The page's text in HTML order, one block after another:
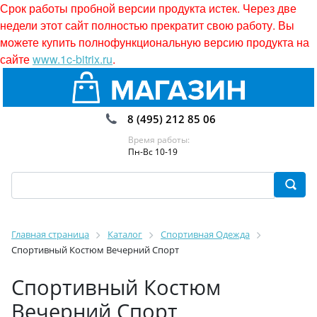
Срок работы пробной версии продукта истек. Через две
недели этот сайт полностью прекратит свою работу. Вы
можете купить полнофункциональную версию продукта на
сайтеwww.1c-bitrix.ru.
8 (495) 212 85 06
Время работы:
Пн-Вс 10-19
Главная страница Каталог
Спортивная Одежда
Спортивный Костюм Вечерний Спорт
Спортивный Костюм
Вечерний Спорт